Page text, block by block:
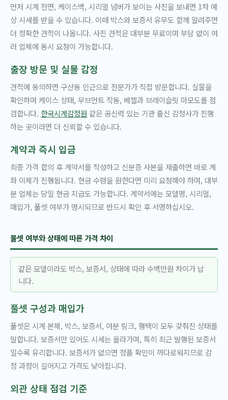
먼저 시계 전면, 케이스백, 시리얼 넘버가 보이는 사진을 보내면 1차 예
상 시세를 받을 수 있습니다. 이때 박스와 보증서 유무도 함께 알려주면
더 정확한 견적이 나옵니다. 사진 견적은 대부분 무료이며 부담 없이 여
러 업체에 동시 요청이 가능합니다.
출장 방문 및 실물 감정
견적에 동의하면 구산동 인근으로 전문가가 직접 방문합니다. 실물을
확인하며 케이스 상태, 무브먼트 작동, 베젤과 브레이슬릿 마모도를 점
검합니다. 한국시계감정원 같은 공신력 있는 기관 출신 감정사가 진행
하는 곳이라면 더 신뢰할 수 있습니다.
계약과 즉시 입금
최종 가격 합의 후 계약서를 작성하고 신분증 사본을 제출하면 바로 계
좌 이체가 진행됩니다. 현금 수령을 원한다면 미리 요청해야 하며, 대부
분 업체는 당일 현금 지급도 가능합니다. 계약서에는 모델명, 시리얼,
매입가, 풀셋 여부가 명시되므로 반드시 확인 후 서명하십시오.
풀셋 여부와 상태에 따른 가격 차이
같은 모델이라도 박스, 보증서, 상태에 따라 수백만원 차이가 납
니다.
풀셋 구성과 매입가
풀셋은 시계 본체, 박스, 보증서, 여분 링크, 행택이 모두 갖춰진 상태를
말합니다. 보증서만 있어도 시세는 올라가며, 특히 최근 발행된 보증서
일수록 유리합니다. 보증서가 없으면 정품 확인이 까다로워지므로 감
정 과정이 길어지고 가격도 낮아집니다.
외관 상태 점검 기준